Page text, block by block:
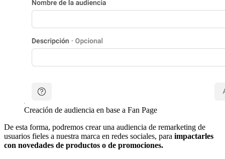
Creación de audiencia en base a Fan Page
De esta forma, podremos crear una audiencia de remarketing de
usuarios fieles a nuestra marca en redes sociales, para impactarles
con novedades de productos o de promociones.